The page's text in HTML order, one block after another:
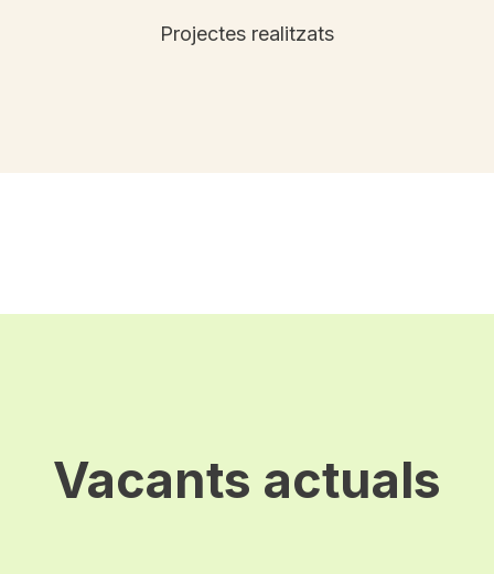
Projectes realitzats
Vacants actuals